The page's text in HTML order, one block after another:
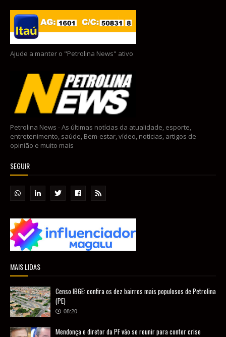
Ajude a manter o "Petrolina News" ativo
Petrolina News - As últimas notícias da atualidade, esporte,
entretenimento, saúde, Bem-estar, vídeo, noticias, artigos de
opinião e muito mais
SEGUIR
MAIS LIDAS
Censo IBGE: confira os dez bairros mais populosos de Petrolina
(PE)
08:20
Mendonça e diretor da PF vão se reunir para conter crise